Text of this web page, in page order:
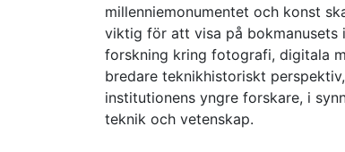
millenniemonumentet och konst
viktig för att visa på bokmanusets
forskning kring fotografi, digitala
bredare teknikhistoriskt
institutionens yngre forskare, i
teknik och vetenskap.